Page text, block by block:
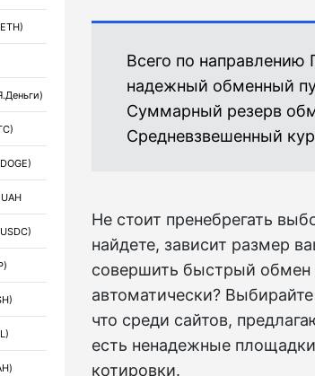
Всего по направлению
надежный обменный
Суммарный резерв
Средневзвешенный
Не стоит пренебрегать
найдете, зависит размер
совершить быстрый обмен
автоматически?
что среди сайтов,
есть ненадежные
котировки.